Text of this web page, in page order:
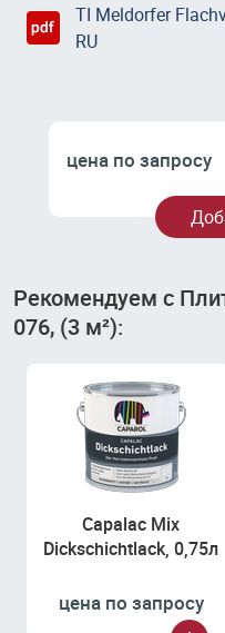
TI Meldorfer
RU
цена по запросу
Рекомендуем с
076, (3 м²):
Capalac Mix
Dickschichtlack, 0,75л
цена по запросу